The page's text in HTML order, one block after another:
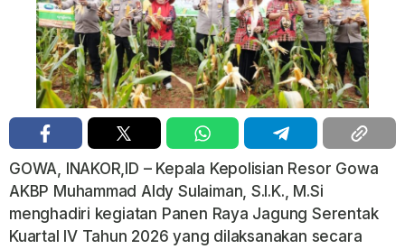
GOWA, INAKOR,ID – Kepala Kepolisian Resor Gowa
AKBP Muhammad Aldy Sulaiman, S.I.K., M.Si
menghadiri kegiatan Panen Raya Jagung Serentak
Kuartal IV Tahun 2026 yang dilaksanakan secara